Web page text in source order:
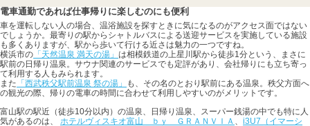
電車通勤であれば仕事帰りに楽しむのにも便利
車を運転しない人の場合、温浴施設を探すときに気になるのがアクセス面ではない
でしょうか。最寄りの駅からシャトルバスによる送迎サービスを実施している施設
も多くありますが、駅から歩いて行ける近さは魅力の一つですね。
横浜市の 「天然温泉 満天の湯」 は相模鉄道の上星川駅から徒歩1分という、まさに
駅前の日帰り温泉。サウナ関連のサービスでも定評があり、会社帰りにも立ち寄っ
て利用する人もみられます。
また 「西武秩父駅前温泉 祭の湯」
も、その名のとおり駅前にある温泉。秩父方面へ
の観光の際、帰りの電車の時間に合わせて利用しやすいのがメリットです。
富山駅の駅近（徒歩10分以内）の温泉、日帰り温泉、スーパー銭湯の中でも特に人
気があるのは、 ホテルヴィスキオ富山 ｂｙ ＧＲＡＮＶＩＡ 、 i3U7（イマーシ